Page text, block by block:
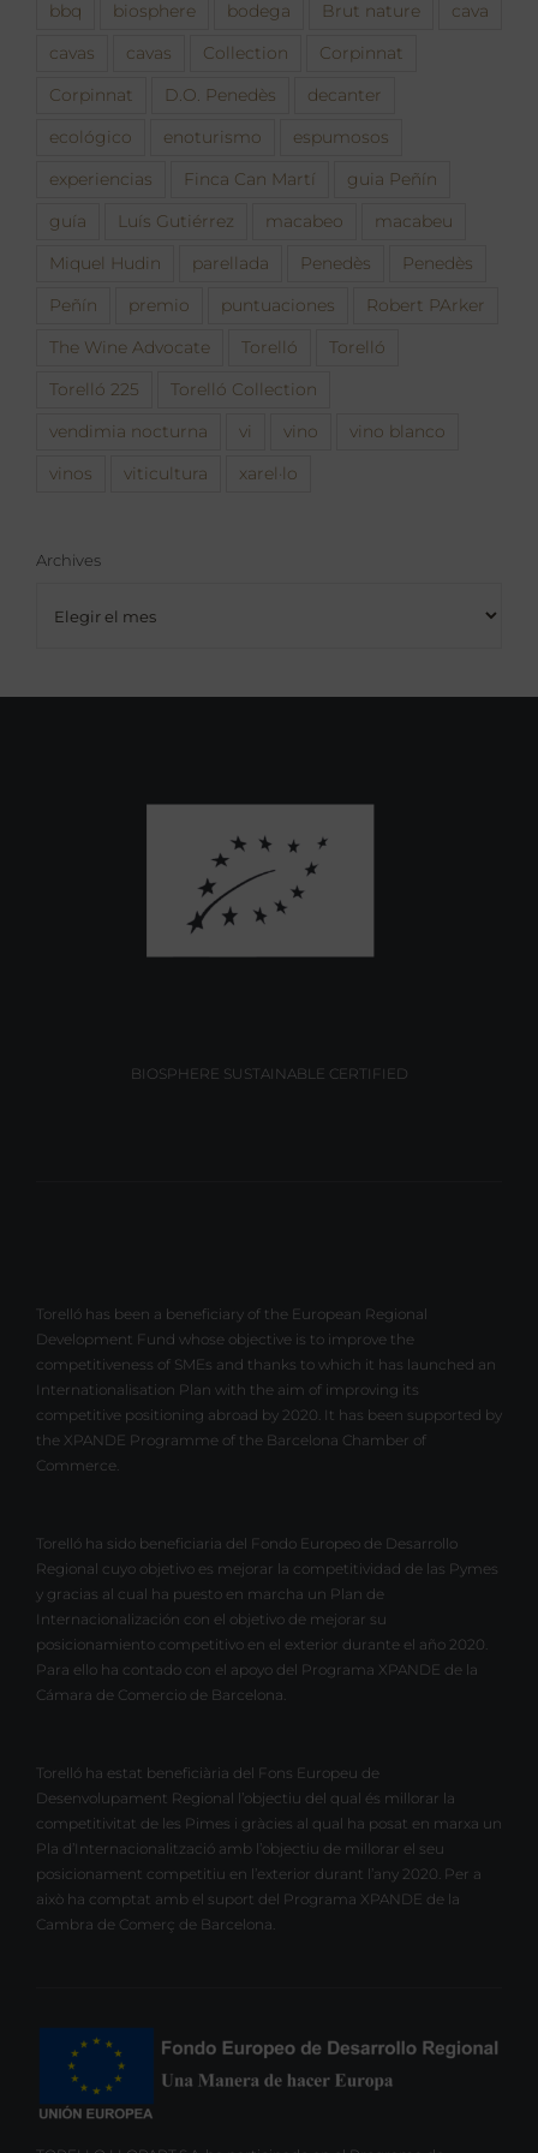
bbq biosphere bodega Brut nature cava
cavas cavas Collection Corpinnat
Corpinnat D.O. Penedès decanter
ecológico enoturismo espumosos
experiencias Finca Can Martí guia Peñín
guía Luís Gutiérrez macabeo macabeu
Miquel Hudin parellada Penedès Penedès
Peñín premio puntuaciones Robert PArker
The Wine Advocate Torelló Torelló
Torelló 225 Torelló Collection
vendimia nocturna vi vino vino blanco
vinos viticultura xarel·lo
Archives
BIOSPHERE SUSTAINABLE CERTIFIED
Torelló has been a beneficiary of the European Regional
Development Fund whose objective is to improve the
competitiveness of SMEs and thanks to which it has launched an
Internationalisation Plan with the aim of improving its
competitive positioning abroad by 2020. It has been supported by
the XPANDE Programme of the Barcelona Chamber of
Commerce.
Torelló ha sido beneficiaria del Fondo Europeo de Desarrollo
Regional cuyo objetivo es mejorar la competitividad de las Pymes
y gracias al cual ha puesto en marcha un Plan de
Internacionalización con el objetivo de mejorar su
posicionamiento competitivo en el exterior durante el año 2020.
Para ello ha contado con el apoyo del Programa XPANDE de la
Cámara de Comercio de Barcelona.
Torelló ha estat beneficiària del Fons Europeu de
Desenvolupament Regional l’objectiu del qual és millorar la
competitivitat de les Pimes i gràcies al qual ha posat en marxa un
Pla d’Internacionalització amb l’objectiu de millorar el seu
posicionament competitiu en l’exterior durant l’any 2020. Per a
això ha comptat amb el suport del Programa XPANDE de la
Cambra de Comerç de Barcelona.